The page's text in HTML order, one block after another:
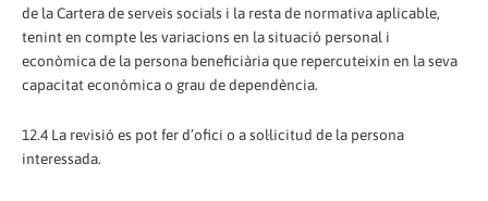
de la Cartera de serveis socials i la resta de normativa aplicable,
tenint en compte les variacions en la situació personal i
econòmica de la persona beneficiària que repercuteixin en la seva
capacitat econòmica o grau de dependència.
12.4 La revisió es pot fer d’ofici o a sol·licitud de la persona
interessada.